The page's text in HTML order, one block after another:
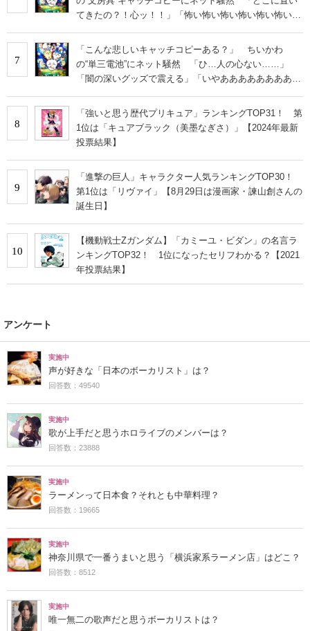
てきたの？！心ッ！！」「怖い怖い怖い怖い怖い怖い怖
7
「こんな悲しいキャッチコピーある？」 ちいかわ
の“単三電池”にネット騒然 「ひ…人の心ない……」
「闇の深いグッズで震える」「いやあああああああああ
8
「強いと思う歴代プリキュア」ランキングTOP31！ 第
1位は「キュアブラック（美墨なぎさ）」【2024年最新
投票結果】
9
「進撃の巨人」キャラクター人気ランキングTOP30！
第1位は「リヴァイ」【8月29日は漫画家・諫山創さんの
誕生日】
10
【機動戦士Zガンダム】「カミーユ・ビダン」の名言ラ
ンキングTOP32！ 1位になったセリフわかる？【2021
年投票結果】
アンケート
実施中
声が好きな「日本のボーカリスト」は？
回答数：49540
実施中
歌が上手だと思うホロライブのメンバーは？
回答数：23888
実施中
ラーメンって日本食？それとも中華料理？
回答数：19665
実施中
神奈川県で一番うまいと思う「横浜家系ラーメン店」はどこ？
回答数：8512
実施中
唯一無二の歌声だと思うボーカリストは？